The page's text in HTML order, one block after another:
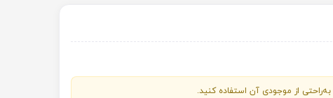
از موجودی آن استفاده کنید.